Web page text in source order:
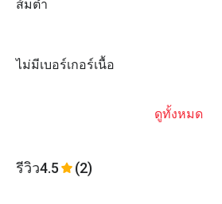
ส้มตำ
ไม่มีเบอร์เกอร์เนื้อ
ดูทั้งหมด
รีวิว4.5 (2)